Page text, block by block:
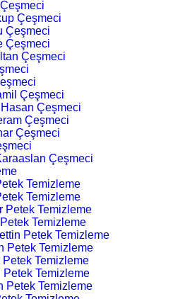
Çeşmeci
Çeşmeci
Çeşmeci
Çeşmeci
Çeşmeci
Hasan Çeşmeci
Çeşmeci
Çeşmeci
Çeşmeci
Temizleme
Temizleme
Petek Temizleme
Temizleme
Petek Temizleme
Petek Temizleme
Temizleme
Petek Temizleme
Petek Temizleme